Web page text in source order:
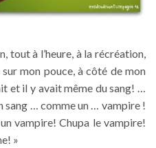
tout à l’heure, à la récréation,
sur mon pouce, à côté de mon
et il y avait même du sang! …
sang … comme un … vampire !
vampire! Chupa le vampire!
»